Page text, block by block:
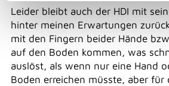
Leider bleibt auch der HDI mit
hinter meinen Erwartungen
mit den Fingern beider Hände
auf den Boden kommen, was
auslöst, als wenn nur eine Hand
Boden erreichen müsste, aber für